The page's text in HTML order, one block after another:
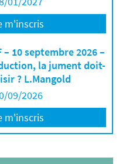
m'inscris
– 10 septembre 2026 –
la jument doit-
? L.Mangold
09/2026
m'inscris